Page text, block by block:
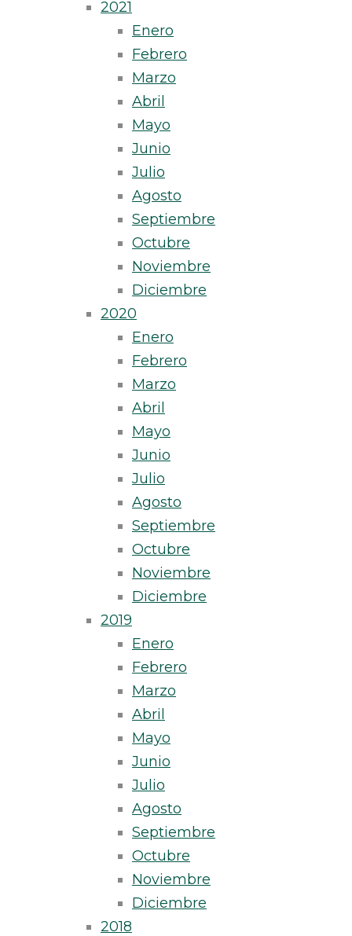
2021
Enero
Febrero
Marzo
Abril
Mayo
Junio
Julio
Agosto
Septiembre
Octubre
Noviembre
Diciembre
2020
Enero
Febrero
Marzo
Abril
Mayo
Junio
Julio
Agosto
Septiembre
Octubre
Noviembre
Diciembre
2019
Enero
Febrero
Marzo
Abril
Mayo
Junio
Julio
Agosto
Septiembre
Octubre
Noviembre
Diciembre
2018